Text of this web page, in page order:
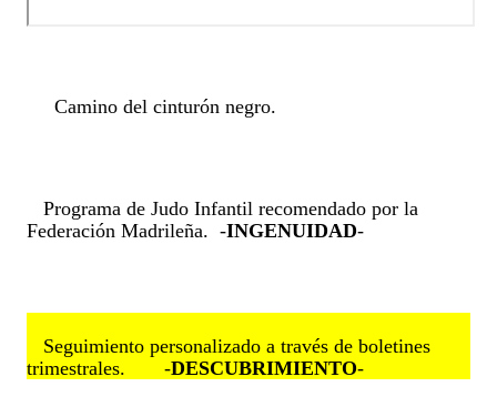
Federación Madrileña.  -INGENUIDAD-
trimestrales.       -DESCUBRIMIENTO-